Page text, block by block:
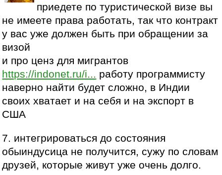
приедете по туристической визе вы
не имеете права работать, так что контракт
у вас уже должен быть при обращении за
визой
и про ценз для мигрантов
https://indonet.ru/i... работу программисту
наверно найти будет сложно, в Индии
своих хватает и на себя и на экспорт в
США
7. интегрироваться до состояния
обыиндусица не получится, сужу по словам
друзей, которые живут уже очень долго.